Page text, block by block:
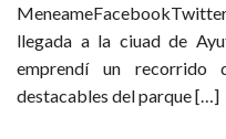
llegada a la ciuad de
emprendí un
destacables del parque […]